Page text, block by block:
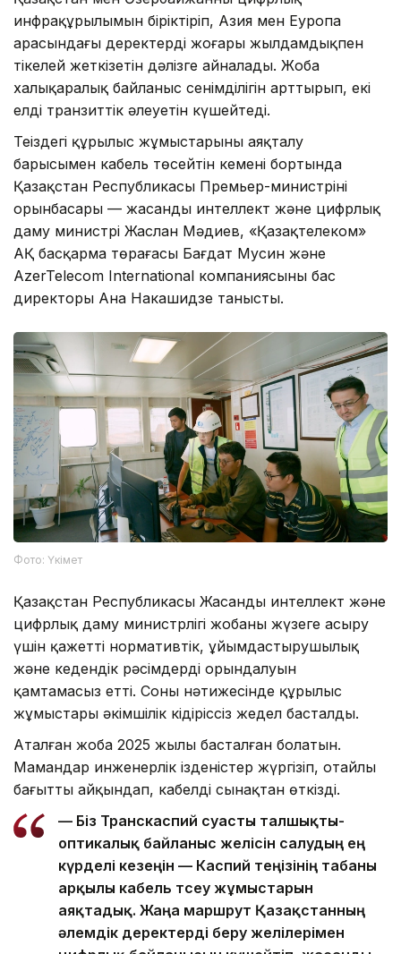
инфрақұрылымын біріктіріп, Азия мен Еуропа
арасындағы деректерді жоғары жылдамдықпен
тікелей жеткізетін дәлізге айналады. Жоба
халықаралық байланыс сенімділігін арттырып, екі
елдің транзиттік әлеуетін күшейтеді.
Теңіздегі құрылыс жұмыстарының аяқталу
барысымен кабель төсейтін кеменің бортында
Қазақстан Республикасы Премьер-министрінің
орынбасары — жасанды интеллект және цифрлық
даму министрі Жаслан Мәдиев, «Қазақтелеком»
АҚ басқарма төрағасы Бағдат Мусин және
AzerTelecom International компаниясының бас
директоры Ана Накашидзе танысты.
Фото: Үкімет
Қазақстан Республикасы Жасанды интеллект және
цифрлық даму министрлігі жобаны жүзеге асыру
үшін қажетті нормативтік, ұйымдастырушылық
және кедендік рәсімдердің орындалуын
қамтамасыз етті. Соның нәтижесінде құрылыс
жұмыстары әкімшілік кідіріссіз жедел басталды.
Аталған жоба 2025 жылы басталған болатын.
Мамандар инженерлік ізденістер жүргізіп, оңтайлы
бағытты айқындап, кабелді сынақтан өткізді.
— Біз Транскаспий суасты талшықты-
оптикалық байланыс желісін салудың ең
күрделі кезеңін — Каспий теңізінің табаны
арқылы кабель төсеу жұмыстарын
аяқтадық. Жаңа маршрут Қазақстанның
әлемдік деректерді беру желілерімен